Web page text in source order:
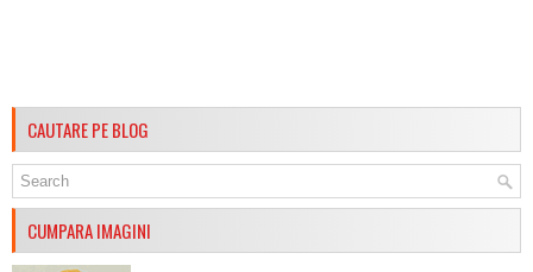
CAUTARE PE BLOG
CUMPARA IMAGINI